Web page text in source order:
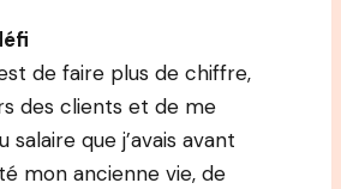
de faire plus de chiffre,
des clients et de me
que j’avais avant
mon ancienne vie, de